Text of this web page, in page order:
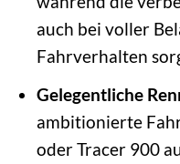
auch bei voller
Fahrverhalten
Gelegentliche
ambitionierte
oder Tracer 900